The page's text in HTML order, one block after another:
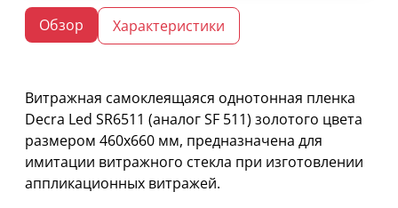
Обзор Характеристики
Витражная самоклеящаяся однотонная пленка
Decra Led SR6511 (аналог SF 511) золотого цвета
размером 460х660 мм, предназначена для
имитации витражного стекла при изготовлении
аппликационных витражей.